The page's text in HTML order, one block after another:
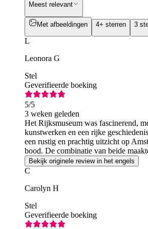
Meest relevant
Met afbeeldingen 4+ sterren 3
L
Leonora G
Stel
Geverifieerde boeking
5/5
3 weken geleden
Het Rijksmuseum was fascinerend,
kunstwerken en een rijke
een rustig en prachtig uitzicht op
bood. De combinatie van beide
ervaring.
Bekijk originele review in het engels
C
Carolyn H
Stel
Geverifieerde boeking